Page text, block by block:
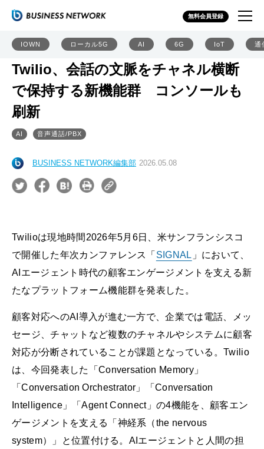
無料会員登録
IOWN ローカル5G AI 6G IoT 通
Twilio、会話の文脈をチャネル横断
で保持する新機能群 コンソールも
刷新
AI 音声通話/PBX
BUSINESS NETWORK編集部 2026.05.08
Twilioは現地時間2026年5月6日、米サンフランシスコ
で開催した年次カンファレンス「 SIGNAL 」において、
AIエージェント時代の顧客エンゲージメントを支える新
たなプラットフォーム機能群を発表した。
顧客対応へのAI導入が進む一方で、企業では電話、メッ
セージ、チャットなど複数のチャネルやシステムに顧客
対応が分断されていることが課題となっている。Twilio
は、今回発表した「Conversation Memory」
「Conversation Orchestrator」「Conversation
Intelligence」「Agent Connect」の4機能を、顧客エン
ゲージメントを支える「神経系（the nervous
system）」と位置付ける。AIエージェントと人間の担